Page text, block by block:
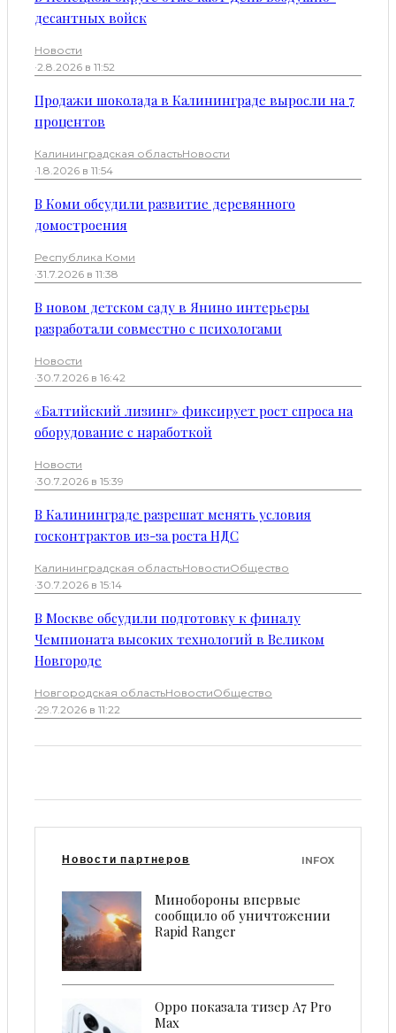
десантных войск
Новости
·2.8.2026 в 11:52
Продажи шоколада в Калининграде выросли на 7
процентов
Калининградская областьНовости
·1.8.2026 в 11:54
В Коми обсудили развитие деревянного
домостроения
Республика Коми
·31.7.2026 в 11:38
В новом детском саду в Янино интерьеры
разработали совместно с психологами
Новости
·30.7.2026 в 16:42
«Балтийский лизинг» фиксирует рост спроса на
оборудование с наработкой
Новости
·30.7.2026 в 15:39
В Калининграде разрешат менять условия
госконтрактов из-за роста НДС
Калининградская областьНовостиОбщество
·30.7.2026 в 15:14
В Москве обсудили подготовку к финалу
Чемпионата высоких технологий в Великом
Новгороде
Новгородская областьНовостиОбщество
·29.7.2026 в 11:22
Новости партнеров INFOX
Минобороны впервые
сообщило об уничтожении
Rapid Ranger
Oppo показала тизер A7 Pro
Max